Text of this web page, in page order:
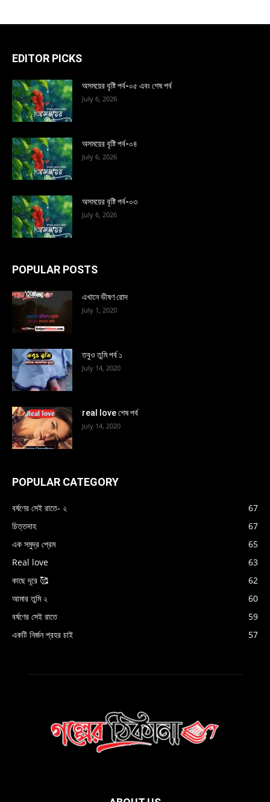
EDITOR PICKS
অসময়ের বৃষ্টি পর্ব-০৫ এবং শেষ পর্ব
July 6, 2026
অসময়ের বৃষ্টি পর্ব-০৪
July 6, 2026
অসময়ের বৃষ্টি পর্ব-০৩
July 6, 2026
POPULAR POSTS
এখানে ভীষণ রোদ
July 1, 2020
তবুও তুমি পর্ব ১
July 14, 2020
real love শেষ পর্ব
July 14, 2020
POPULAR CATEGORY
বর্ষণের সেই রাতে- ২
67
চিত্তদাহ
67
এক সমুদ্র প্রেম
65
Real love
63
কাছে দূরে 🥰
62
আমার তুমি ২
60
বর্ষণের সেই রাতে
59
একটি নির্জন প্রহর চাই
57